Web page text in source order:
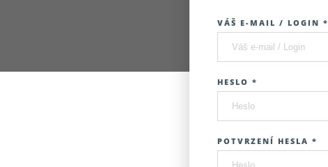
VÁŠ E-MAIL / LOGIN *
HESLO *
POTVRZENÍ HESLA *